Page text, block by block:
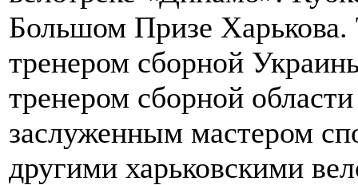
Большом Призе
тренером сборной
тренером сборной
заслуженным мастером
другими харьковскими